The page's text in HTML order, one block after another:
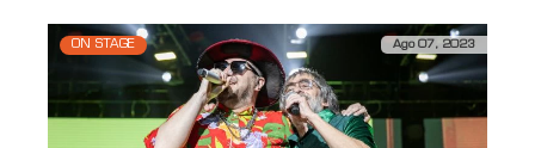
ON STAGE Ago 07, 2023